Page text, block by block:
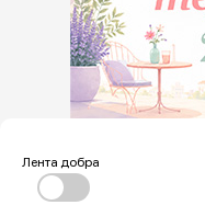
Лента добра